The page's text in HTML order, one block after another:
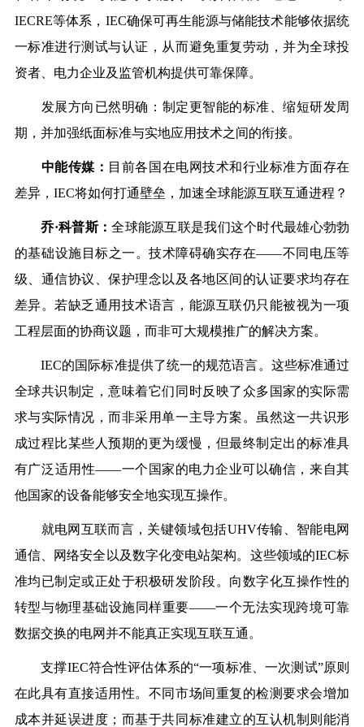
IECRE等体系，IEC确保可再生能源与储能技术能够依据统
一标准进行测试与认证，从而避免重复劳动，并为全球投
资者、电力企业及监管机构提供可靠保障。
发展方向已然明确： 制定更智能的标准、缩短研发周
期，并加强纸面标准与实地应用技术之间的衔接。
中能传媒 ： 目前各国在电网技术和行业标准方面存在
差异， IEC将如何打通壁垒，加速全球能源互联互通进程？
乔·科普斯：全球能源互联是我们这个时代最雄心勃勃
的基础设施目标之一。技术障碍确实存在——不同电压等
级、通信协议、保护理念以及各地区间的认证要求均存在
差异。若缺乏通用技术语言，能源互联仍只能被视为一项
工程层面的协商议题，而非可大规模推广的解决方案。
IEC的国际标准提供了统一的规范语言。这些标准通过
全球共识制定，意味着它们同时反映了众多国家的实际需
求与实际情况，而非采用单一主导方案。虽然这一共识形
成过程比某些人预期的更为缓慢，但最终制定出的标准具
有广泛适用性——一个国家的电力企业可以确信，来自其
他国家的设备能够安全地实现互操作。
就电网互联而言，关键领域包括UHV传输、智能电网
通信、网络安全以及数字化变电站架构。这些领域的IEC标
准均已制定或正处于积极研发阶段。向数字化互操作性的
转型与物理基础设施同样重要——一个无法实现跨境可靠
数据交换的电网并不能真正实现互联互通。
支撑IEC符合性评估体系的“一项标准、一次测试”原则
在此具有直接适用性。不同市场间重复的检测要求会增加
成本并延误进度；而基于共同标准建立的互认机制则能消